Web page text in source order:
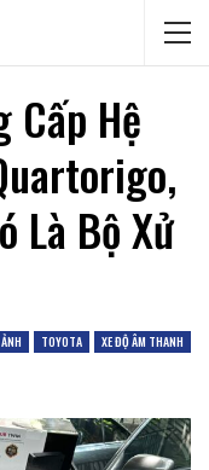
Cấp Hệ
Là Bộ Xử
TOYOTA XE ĐỘ ÂM THANH